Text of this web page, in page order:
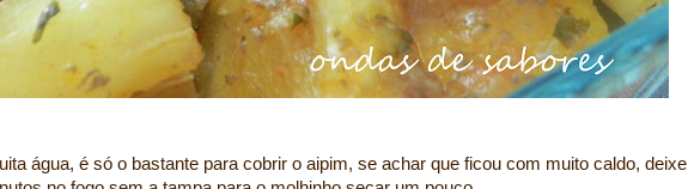
água, é só o bastante para cobrir o aipim, se achar que ficou com muito caldo, deixe